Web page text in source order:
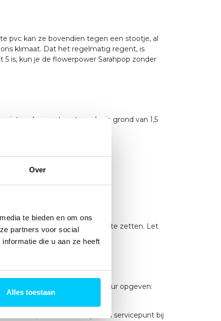
Over
te bieden en om ons
partners voor social
die u aan ze heeft
Alles toestaan
pvc kan ze bovendien tegen een stootje, al
klimaat. Dat het regelmatig regent, is
is, kun je de flowerpower Sarahpop zonder
nodig, want met een lapje grond van 1,5
welkom heten.
je om de pop stevig vast te zetten. Let
overal worden neergezet.
kunt bij het bestellen je voorkeur opgeven:
voor het feest.
PostNL punten! Er is altijd een servicepunt bij